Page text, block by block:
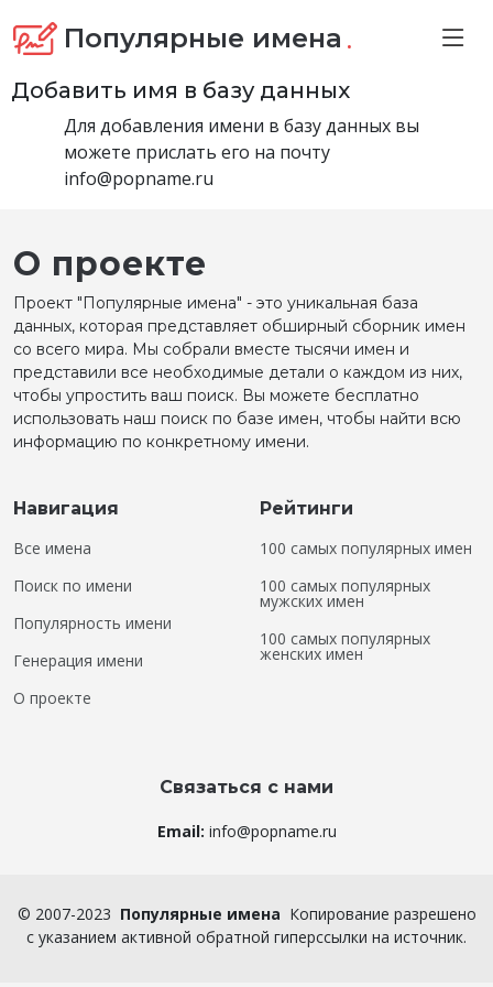
Популярные имена .
Добавить имя в базу данных
Для добавления имени в базу данных вы
можете прислать его на почту
info@popname.ru
О проекте
Проект "Популярные имена" - это уникальная база
данных, которая представляет обширный сборник имен
со всего мира. Мы собрали вместе тысячи имен и
представили все необходимые детали о каждом из них,
чтобы упростить ваш поиск. Вы можете бесплатно
использовать наш поиск по базе имен, чтобы найти всю
информацию по конкретному имени.
Навигация
Все имена
Поиск по имени
Популярность имени
Генерация имени
О проекте
Рейтинги
100 самых популярных имен
100 самых популярных
мужских имен
100 самых популярных
женских имен
Связаться с нами
Email: info@popname.ru
© 2007-2023 Популярные имена Копирование разрешено
с указанием активной обратной гиперссылки на источник.